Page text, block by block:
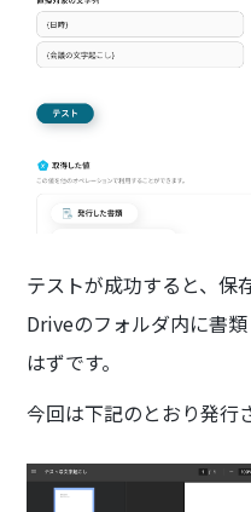
テストが成功すると、保
Driveのフォルダ内に書
はずです。
今回は下記のとおり発行